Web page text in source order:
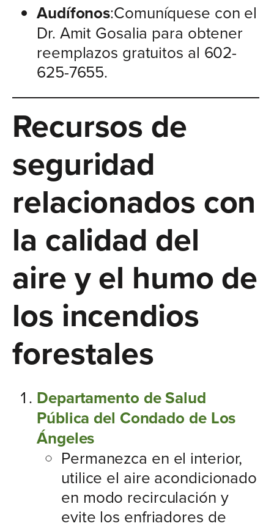
Audífonos:Comuníquese con el
Dr. Amit Gosalia para obtener
reemplazos gratuitos al 602-
625-7655.
Recursos de
seguridad
relacionados con
la calidad del
aire y el humo de
los incendios
forestales
Departamento de Salud
Pública del Condado de Los
Ángeles
Permanezca en el interior,
utilice el aire acondicionado
en modo recirculación y
evite los enfriadores de